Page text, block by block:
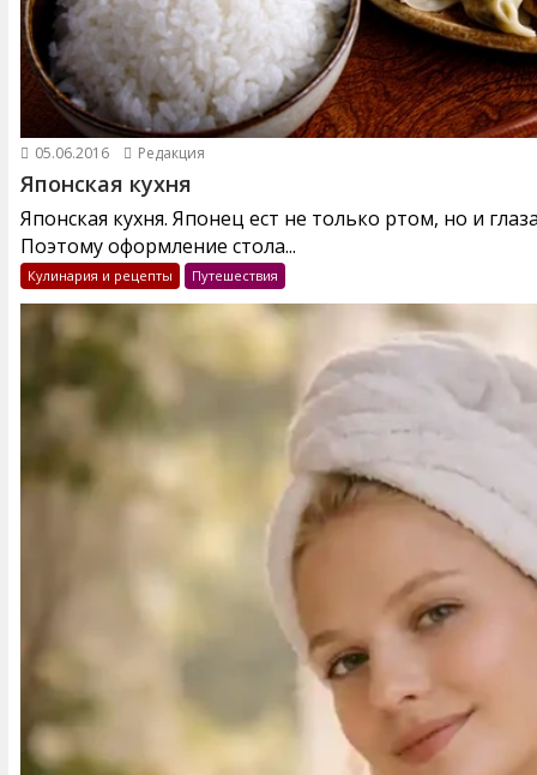
05.06.2016 Редакция
Японская кухня
Японская кухня. Японец ест не только ртом, но и
Поэтому оформление стола...
Кулинария и рецепты Путешествия